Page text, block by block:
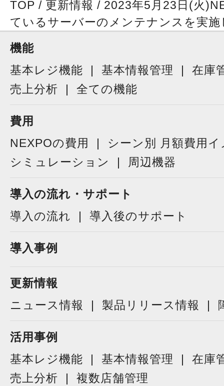
TOP / 更新情報 / 2023年5月23日(火
ているサーバーのメンテナンスを実施
機能
基本レジ機能
基本情報管理
在庫
売上分析
全ての機能
費用
NEXPOの費用
シーン別 月額費用
シミュレーション
周辺機器
導入の流れ・サポート
導入の流れ
導入後のサポート
導入事例
更新情報
ニュース情報
製品リリース情報
活用事例
基本レジ機能
基本情報管理
在庫
売上分析
複数店舗管理